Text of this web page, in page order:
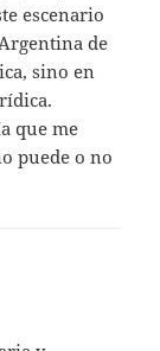
escenario
de
sino en
que me
puede o no